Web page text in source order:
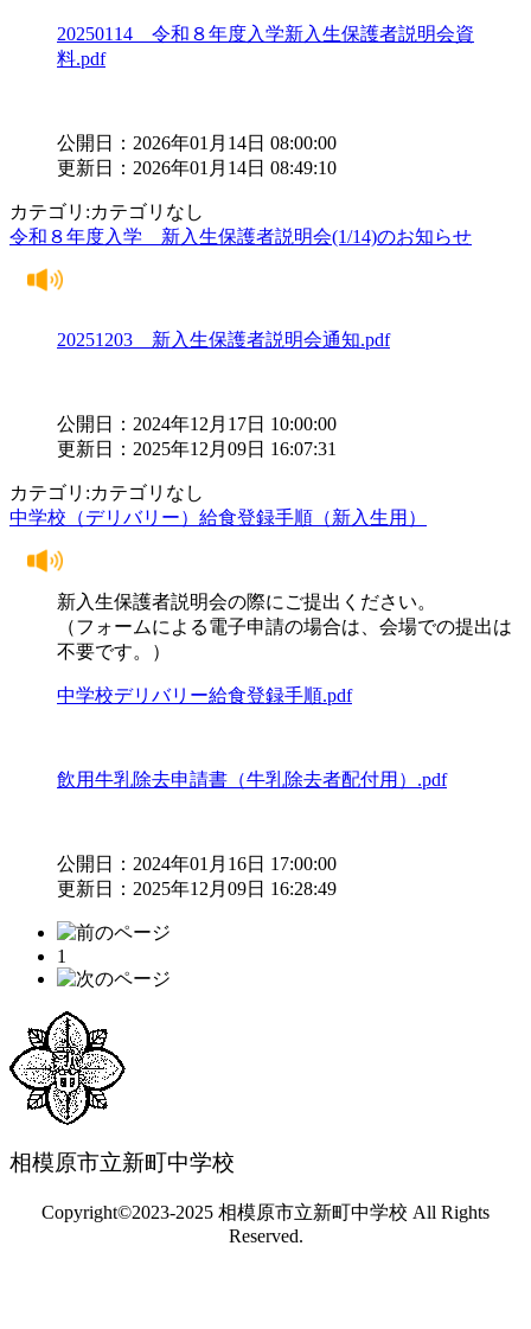
20250114 令和８年度入学新入生保護者説明会資
料.pdf
公開日：2026年01月14日 08:00:00
更新日：2026年01月14日 08:49:10
カテゴリ:カテゴリなし
令和８年度入学 新入生保護者説明会(1/14)のお知らせ
20251203 新入生保護者説明会通知.pdf
公開日：2024年12月17日 10:00:00
更新日：2025年12月09日 16:07:31
カテゴリ:カテゴリなし
中学校（デリバリー）給食登録手順（新入生用）
新入生保護者説明会の際にご提出ください。
（フォームによる電子申請の場合は、会場での提出は
不要です。）
中学校デリバリー給食登録手順.pdf
飲用牛乳除去申請書（牛乳除去者配付用）.pdf
公開日：2024年01月16日 17:00:00
更新日：2025年12月09日 16:28:49
1
相模原市立新町中学校
Copyright©2023-2025 相模原市立新町中学校 All Rights
Reserved.